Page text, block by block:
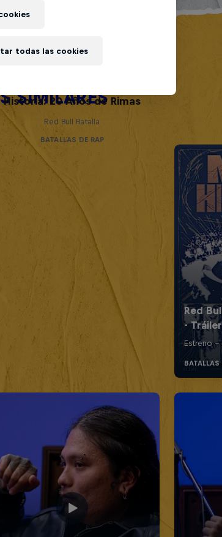
SIMILARES
Historia: 20 Años de Rimas
Red Bull Batalla
BATALLAS DE RAP
todas las cookies